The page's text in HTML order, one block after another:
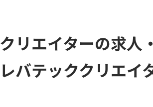
クリエイターの求人
レバテッククリエイ